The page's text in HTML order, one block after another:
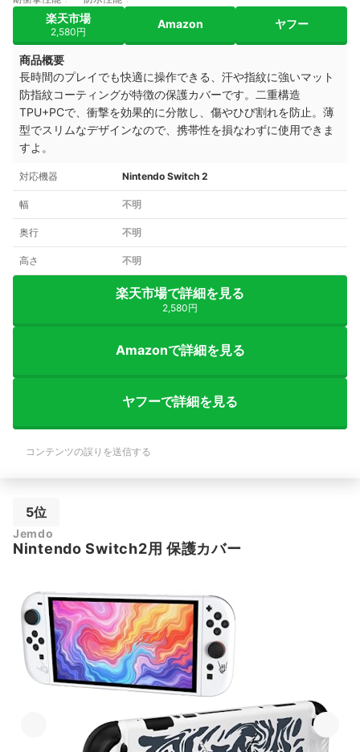
楽天市場
2,580円
Amazon ヤフー
商品概要
長時間のプレイでも快適に操作できる、汗や指紋に強いマット
防指紋コーティングが特徴の保護カバーです。二重構造
TPU+PCで、衝撃を効果的に分散し、傷やひび割れを防止。薄
型でスリムなデザインなので、携帯性を損なわずに使用できま
すよ。
対応機器 Nintendo Switch 2
幅 不明
奥行 不明
高さ 不明
楽天市場で詳細を見る
2,580円
Amazonで詳細を見る
ヤフーで詳細を見る
コンテンツの誤りを送信する
5位
Jemdo
Nintendo Switch2用 保護カバー